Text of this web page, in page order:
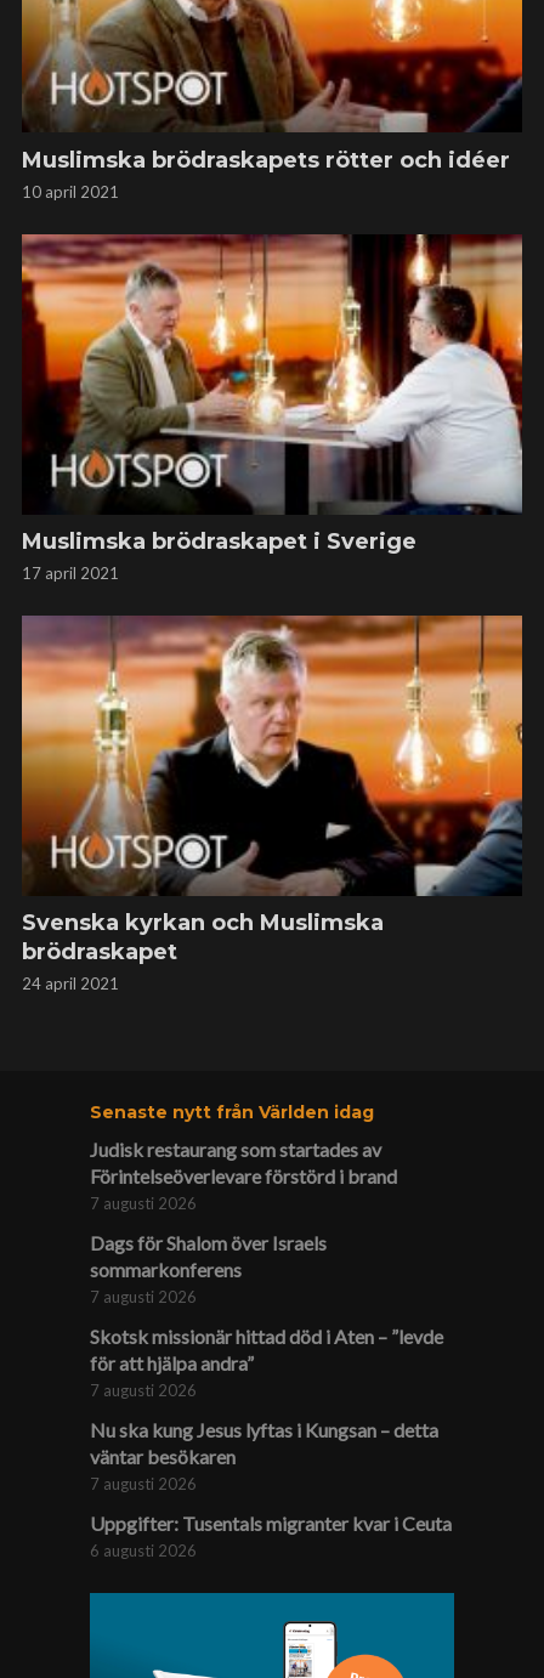
Muslimska brödraskapets rötter och idéer
10 april 2021
Muslimska brödraskapet i Sverige
17 april 2021
Svenska kyrkan och Muslimska
brödraskapet
24 april 2021
Senaste nytt från Världen idag
Judisk restaurang som startades av
Förintelse­överlevare förstörd i brand
7 augusti 2026
Dags för Shalom över Israels
sommarkonferens
7 augusti 2026
Skotsk missionär hittad död i Aten – ”levde
för att hjälpa andra”
7 augusti 2026
Nu ska kung Jesus lyftas i Kungsan – detta
väntar besökaren
7 augusti 2026
Uppgifter: Tusentals migranter kvar i Ceuta
6 augusti 2026